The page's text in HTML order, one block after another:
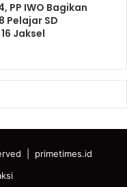
PP IWO Bagikan
Pelajar SD
Jaksel
primetimes.id